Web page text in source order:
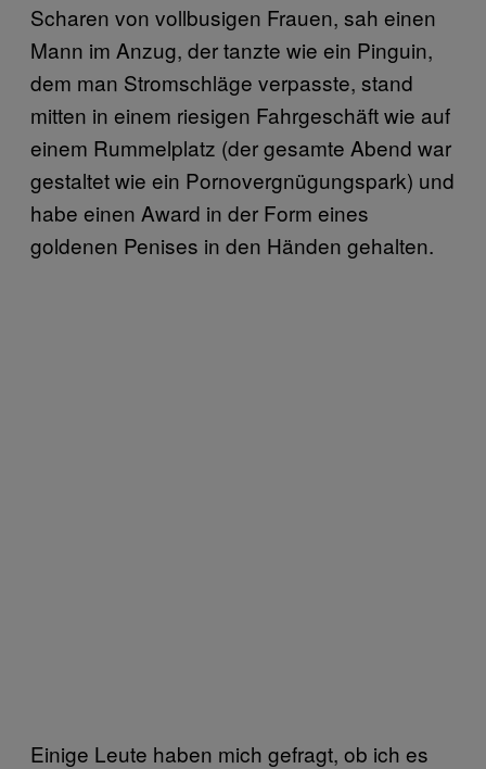
Scharen von vollbusigen Frauen, sah einen
Mann im Anzug, der tanzte wie ein Pinguin,
dem man Stromschläge verpasste, stand
mitten in einem riesigen Fahrgeschäft wie auf
einem Rummelplatz (der gesamte Abend war
gestaltet wie ein Pornovergnügungspark) und
habe einen Award in der Form eines
goldenen Penises in den Händen gehalten.
Einige Leute haben mich gefragt, ob ich es